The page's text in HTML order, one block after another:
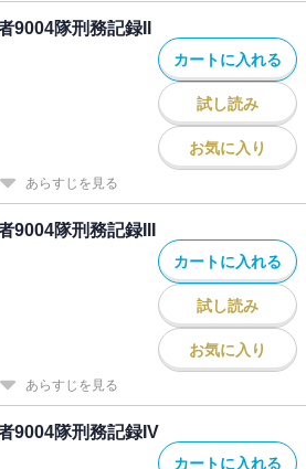
隊刑務記録II
カートに入れる
試し読み
お気に入り
あらすじを見る
隊刑務記録III
カートに入れる
試し読み
お気に入り
あらすじを見る
9004隊刑務記録IV
カートに入れる